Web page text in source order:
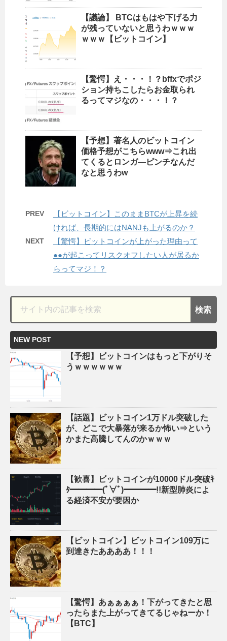
【議論】 BTCはもはや下げる力
が残っていないと思うわｗｗｗ
ｗｗｗ【ビットコイン】
【驚愕】え・・・！？bffxでポジ
ション持ちこしたらお金取られ
るってマジなの・・・！？
【予想】著名人のビットコイン
価格予想がこちらwww⇒これ出
てくるとロンガ―ピンチなんだ
なと思うわw
PREV
【ビットコイン】このままBTCが上昇を続
ければ、長期的にはNANJも上がるのか？
NEXT
【驚愕】ビットコインが上がった理由って
●●が起こってリスクオフしたい人が居るか
らってマジ！？
NEW POST
【予想】ビットコインはもっと下がりそ
うｗｗｗｗｗｗ
【話題】ビットコイン1万ドル突破した
が、どこで大暴落が来るか怖い⇒という
かまた高騰してんのかｗｗｗ
【歓喜】ビットコインが10000ドル突破ｷ
ﾀ━━━━(ﾟ∀ﾟ)━━━━!!新型肺炎によ
る経済不安が要因か
【ビットコイン】ビットコイン109万に
到達きたああああ！！！
【驚愕】あぁぁぁぁ！下がってきたと思
ったらまた上がってきてるじゃねーか！
【BTC】